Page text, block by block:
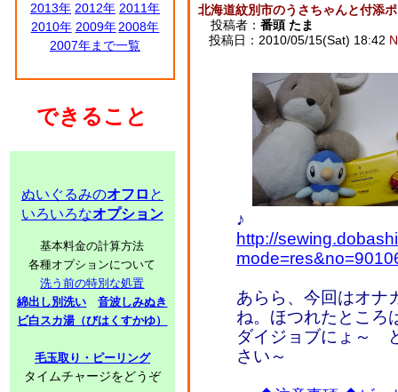
2013年 2012年 2011年
2010年 2009年 2008年
2007年まで一覧
できること
ぬいぐるみのオフロ と
いろいろなオプション
基本料金の計算方法
各種オプションについて
洗う前の特別な処置
綿出し別洗い
音波しみぬき
ビ白スカ湯（びはくすかゆ）
毛玉取り・ピーリング
タイムチャージをどうぞ
北海道紋別市のうさちゃんと付添
投稿者： 番頭 たま
投稿日：2010/05/15(Sat) 18:42
♪
http://
あらら、今回はオナ
ね。ほつれたところ
ダイジョブにょ～
さい～